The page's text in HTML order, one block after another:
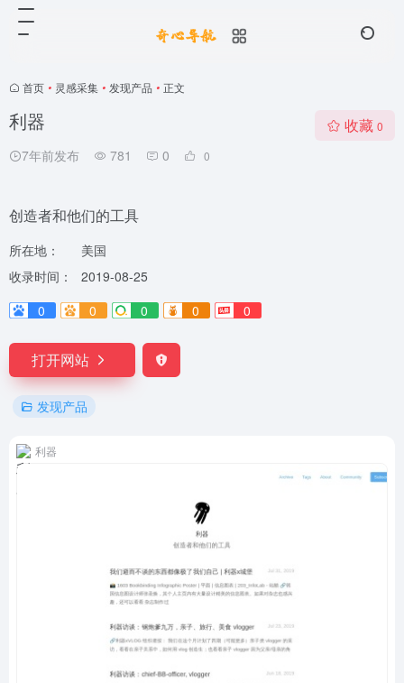
首页 • 灵感采集 • 发现产品 • 正文
利器
7年前发布 781 0 0
收藏 0
创造者和他们的工具
所在地：
美国
收录时间：
2019-08-25
0
0 0 0 0
打开网站
发现产品
利器